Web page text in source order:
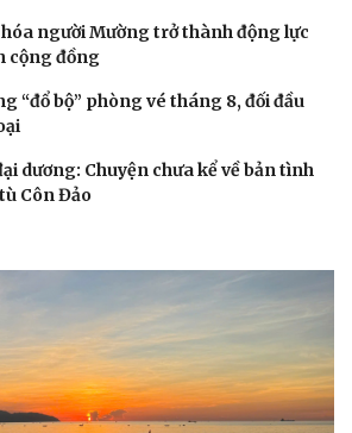
người Mường trở thành động lực
cộng đồng
“đổ bộ” phòng vé tháng 8, đối đầu
dương: Chuyện chưa kể về bản tình
Côn Đảo